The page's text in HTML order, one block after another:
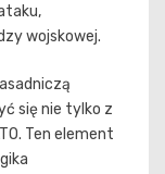
wojskowej.
się nie tylko z
Ten element